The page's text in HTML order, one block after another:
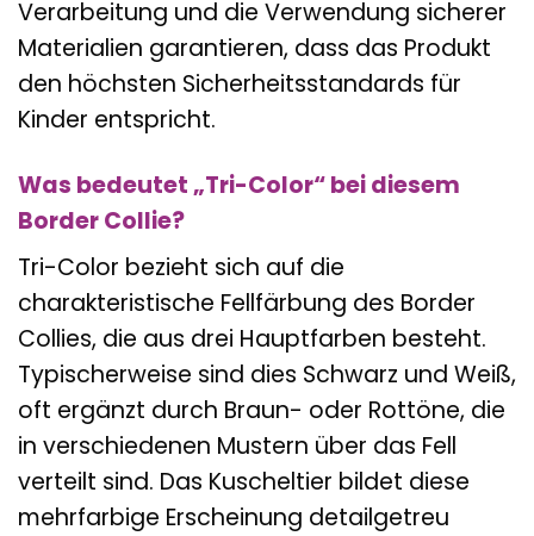
Verarbeitung und die Verwendung sicherer
Materialien garantieren, dass das Produkt
den höchsten Sicherheitsstandards für
Kinder entspricht.
Was bedeutet „Tri-Color“ bei diesem
Border Collie?
Tri-Color bezieht sich auf die
charakteristische Fellfärbung des Border
Collies, die aus drei Hauptfarben besteht.
Typischerweise sind dies Schwarz und Weiß,
oft ergänzt durch Braun- oder Rottöne, die
in verschiedenen Mustern über das Fell
verteilt sind. Das Kuscheltier bildet diese
mehrfarbige Erscheinung detailgetreu